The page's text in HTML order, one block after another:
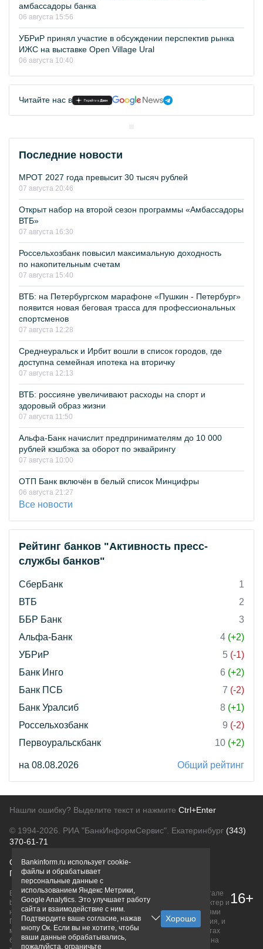
амбассадоры банка
06 августа 15:56
УБРиР принял участие в обсуждении перспектив рынка
ИЖС на выставке Open Village Ural
06 августа 10:40
Читайте нас в
Последние новости
МРОТ 2027 года превысит 30 тысяч рублей
07 августа 20:46
Открыт набор на второй сезон программы «Амбассадоры
ВТБ»
07 августа 16:30
Россельхозбанк повысил максимальную доходность
по накопительным счетам
07 августа 15:40
ВТБ: на Петербургском марафоне «Пушкин - Петербург»
появится новая беговая трасса для профессиональных
спортсменов
07 августа 12:28
Среднеуральск и Ирбит вошли в список городов, где
доступна семейная ипотека на вторичку
07 августа 12:13
ВТБ: россияне увеличивают расходы на спорт и
здоровый образ жизни
07 августа 11:50
Альфа-Банк начислит предпринимателям до 10 000
рублей кэшбэка за оборот по эквайрингу
07 августа 10:00
ОТП Банк включён в белый список Минцифры
06 августа 21:27
Все новости
Рейтинг банков "Активность пресс-
службы банков"
СберБанк
1
ВТБ
2
ББР Банк
3
Альфа-Банк
4 (+2)
УБРиР
5 (-1)
Банк Инго
6 (+2)
Банк ПСБ
7 (-2)
Банк Уралсиб
8 (+1)
Россельхозбанк
9 (-2)
Первоуральскбанк
10 (+2)
на 08.08.2026 Общий рейтинг
Нашли ошибку? Выделите текст и нажмите Ctrl+Enter
© 1994-2026. РИА "БанкИнформСервис". Екатеринбург (343)
370-61-71
О проектеПолитика конфиденциальности
Правовая информацияДля рекламодателей
Вся информация о продуктах банков, размещенная на портале
bankinform.ru, носит исключительно ознакомительный характер и
не является публичной офертой, определяемой положениями
ГК РФ. Информация не содержит точного и полного описания, и
может быть изменена. Конечные условия уточняйте на сайтах
банков или при личном обращении. Исключительное право на
16+
Bankinform.ru использует cookie-
файлы и обрабатывает
персональные данные с
использованием Яндекс Метрики,
Google Analytics. Это улучшает работу
сайта и взаимодействие с ним.
Подтвердите ваше согласие, нажав
кнопу Ок. Если вы не хотите, чтобы
ваши данные обрабатывались,
пожалуйста, ограничьте